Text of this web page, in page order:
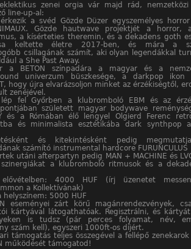
zenei orgia vár majd rád, nemzetközi
line-up-al:
a svéd Gözde Düzer egyszemélyes
Gözde hautwave projektjét a horror,
a kísérteties theremin, és a dekadens goth
keltette életre 2017-ben, és mára a
csillagának számít, aki olyan legendákkal
a She Past Away.
a BETON színpadára a magyar és a
univerzum büszkesége, a darkpop ikon
hogy újra elvarázsoljon minket az érzékiségtől,
zenéjével.
lép fel Győrben a klubromboló EBM és az
született magyar bodywave reménység
és a Rómában élő lengyel Olgierd Ferenc
és minimalista esztétikába dark synthpop
és kitekintésként pedig
számító instrumental hardcore FURUNCULUS
utáni afterpartyn pedig MAN + MACHINE és
a klubromboló ritmusok és a
elővételben: 4000 HUF (írj üzenetet
a Kollektívának)
helyszínem: 5000 HUF
eseményei zárt körű magánrendezvények,
kártyával látogathatóak. Regisztrálni, és
is tudsz (pár perces folyamat, név,
szám kell), egyszeri 1000ft-os díjért.
támogatás teljes összegével a fellépő
működését támogatod!